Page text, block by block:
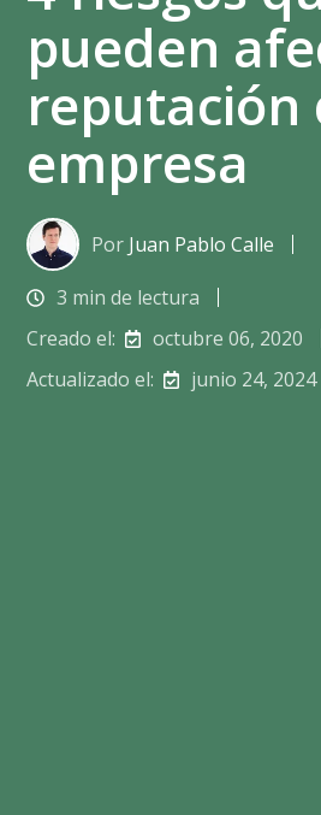
pueden
reputación
empresa
Por Juan Pablo Calle
3 min de lectura
Creado el:
octubre 06, 2020
Actualizado el:
junio 24, 2024